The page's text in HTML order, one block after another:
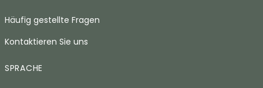
Häufig gestellte Fragen
Kontaktieren Sie uns
SPRACHE